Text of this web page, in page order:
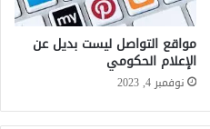
مواقع التواصل ليست بديل عن
الإعلام الحكومي
نوفمبر 4, 2023